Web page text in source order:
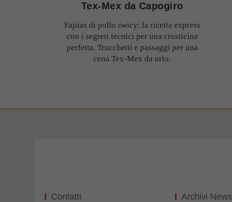
Tex-Mex da Capogiro
Fajitas di pollo swicy: la ricetta express
con i segreti tecnici per una crosticina
perfetta. Trucchetti e passaggi per una
cena Tex-Mex da urlo.
Contatti Archivi News